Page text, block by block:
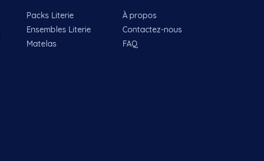
Packs Literie
Ensembles Literie
Matelas
À propos
Contactez-nous
FAQ